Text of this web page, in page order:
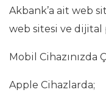
Akbank’a ait web
web sitesi ve
Mobil
Apple Cihazlarda;